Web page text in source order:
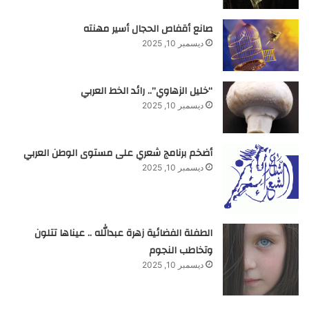
صانع أقفاص الحجال أسير مهنته
ديسمبر 10, 2025
“خليل الزهاوي”.. رائد الخط العربي
ديسمبر 10, 2025
أضخم برنامج شعري على مستوى الوطن العربي
ديسمبر 10, 2025
الطفلة الفضائية زهرة عبدالله .. عيناها تتلون
وتخاطب النجوم
ديسمبر 10, 2025